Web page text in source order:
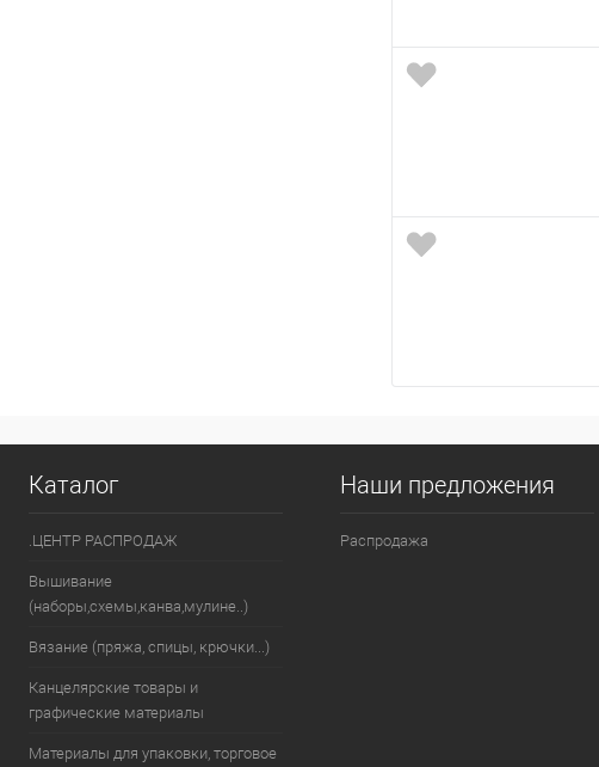
Каталог
.ЦЕНТР РАСПРОДАЖ
Вышивание
(наборы,схемы,канва,мулине..)
Вязание (пряжа, спицы, крючки...)
Канцелярские товары и
графические материалы
Материалы для упаковки, торговое
Наши предложения
Распродажа